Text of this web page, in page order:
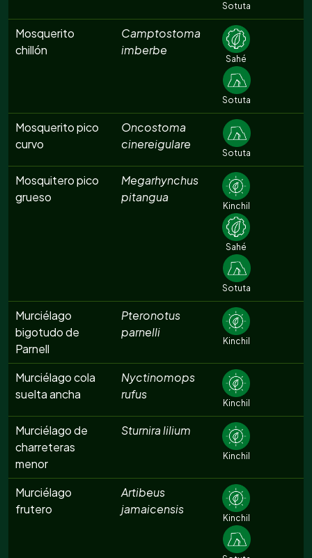
Sotuta
Mosquerito
chillón
Camptostoma
imberbe
Sahé
Sotuta
Mosquerito pico
curvo
Oncostoma
cinereigulare
Sotuta
Mosquitero pico
grueso
Megarhynchus
pitangua
Kinchil
Sahé
Sotuta
Murciélago
bigotudo de
Parnell
Pteronotus
parnelli
Kinchil
Murciélago cola
suelta ancha
Nyctinomops
rufus
Kinchil
Murciélago de
charreteras
menor
Sturnira lilium
Kinchil
Murciélago
frutero
Artibeus
jamaicensis
Kinchil